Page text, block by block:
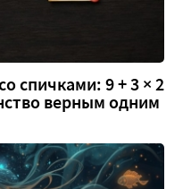
спичками: 9 + 3 × 2
верным одним